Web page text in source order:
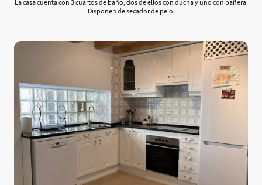
La casa cuenta con 3 cuartos de baño, dos de ellos con ducha y uno con bañera.
Disponen de secador de pelo.